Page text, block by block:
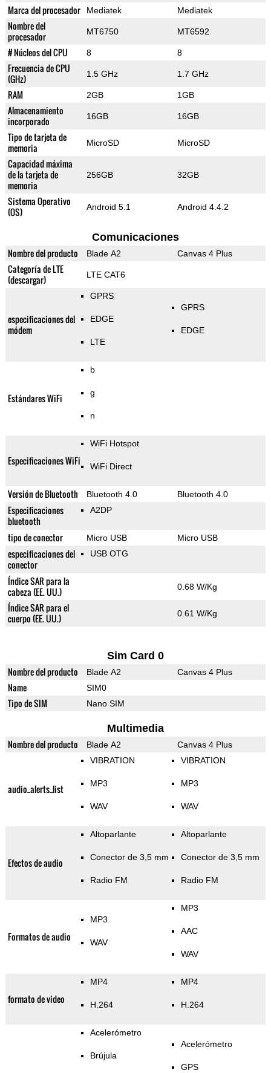
Marca del procesador
Mediatek Mediatek
Nombre del
procesador
MT6750 MT6592
# Núcleos del CPU 8 8
Frecuencia de CPU
(GHz)
1.5 GHz 1.7 GHz
RAM 2GB 1GB
Almacenamiento
incorporado
16GB 16GB
Tipo de tarjeta de
memoria
MicroSD MicroSD
Capacidad máxima
de la tarjeta de
memoria
256GB 32GB
Sistema Operativo
(OS)
Android 5.1 Android 4.4.2
Comunicaciones
Nombre del producto Blade A2 Canvas 4 Plus
Categoría de LTE
(descargar)
LTE CAT6
especificaciones del
módem
GPRS
EDGE
LTE
GPRS
EDGE
Estándares WiFi
b
g
n
Especificaciones WiFi
WiFi Hotspot
WiFi Direct
Versión de Bluetooth Bluetooth 4.0 Bluetooth 4.0
Especificaciones
bluetooth
A2DP
tipo de conector Micro USB Micro USB
especificaciones del
conector
USB OTG
Índice SAR para la
cabeza (EE. UU.)
0.68 W/Kg
Índice SAR para el
cuerpo (EE. UU.)
0.61 W/Kg
Sim Card 0
Nombre del producto Blade A2 Canvas 4 Plus
Name SIM0
Tipo de SIM Nano SIM
Multimedia
Nombre del producto Blade A2 Canvas 4 Plus
audio_alerts_list
VIBRATION
MP3
WAV
VIBRATION
MP3
WAV
Efectos de audio
Altoparlante
Conector de 3,5 mm
Radio FM
Altoparlante
Conector de 3,5 mm
Radio FM
Formatos de audio
MP3
WAV
MP3
AAC
WAV
formato de video
MP4
H.264
MP4
H.264
Acelerómetro
Brújula
Acelerómetro
GPS